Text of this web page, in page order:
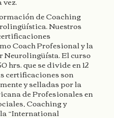
de Coaching
Nuestros
Coach Profesional y la
El curso
hrs. que se divide en 12
certificaciones son
y selladas por la
de Profesionales en
Coaching y
“International